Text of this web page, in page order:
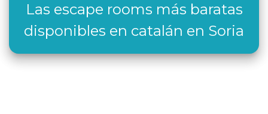
Las escape rooms más baratas
disponibles en catalán en Soria